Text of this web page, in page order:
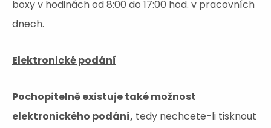
boxy v hodinách od 8:00 do 17:00 hod. v pracovních
dnech.
Elektronické podání
Pochopitelně existuje také možnost
elektronického podání, tedy nechcete-li tisknout